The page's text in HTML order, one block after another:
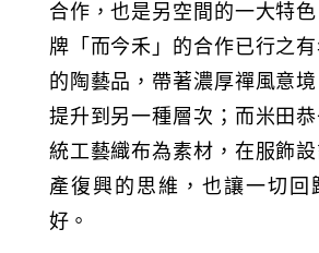
合作，也是另空間的一大特
牌「而今禾」的合作已行之
的陶藝品，帶著濃厚禪風意
提升到另一種層次；而米田
統工藝織布為素材，在服飾
產復興的思維，也讓一切回
好。